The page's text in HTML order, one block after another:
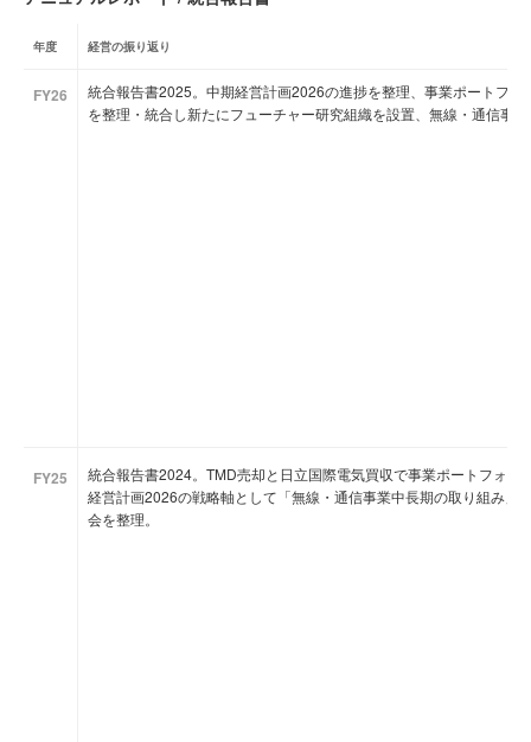
年度 経営の振り返り
FY26
統合報告書2025。中期経営計画2026の進捗を整理、事業ポートフ
を整理・統合し新たにフューチャー研究組織を設置、無線・通信事
FY25
統合報告書2024。TMD売却と日立国際電気買収で事業ポートフォリ
経営計画2026の戦略軸として「無線・通信事業中長期の取り組み」
会を整理。